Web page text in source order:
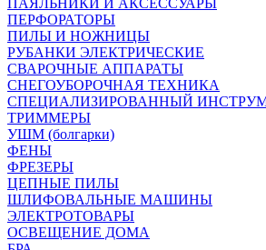
ПАЯЛЬНИКИ И АКСЕССУАРЫ
ПЕРФОРАТОРЫ
ПИЛЫ И НОЖНИЦЫ
РУБАНКИ ЭЛЕКТРИЧЕСКИЕ
СВАРОЧНЫЕ АППАРАТЫ
СНЕГОУБОРОЧНАЯ ТЕХНИКА
СПЕЦИАЛИЗИРОВАННЫЙ
ТРИММЕРЫ
УШМ (болгарки)
ФЕНЫ
ФРЕЗЕРЫ
ЦЕПНЫЕ ПИЛЫ
ШЛИФОВАЛЬНЫЕ МАШИНЫ
ЭЛЕКТРОТОВАРЫ
ОСВЕЩЕНИЕ ДОМА